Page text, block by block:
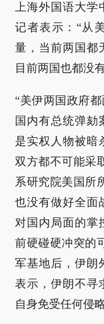
上海外国语大
记者表示：“从
量，当前两国都
目前两国也都没
“美伊两国政府
国内有总统弹劾
是实权人物被暗
双方都不可能采
系研究院美国所
也没有做好全面
对国内局面的掌
前硬碰硬冲突的
军基地后，伊朗
表示，伊朗不寻
自身免受任何侵略